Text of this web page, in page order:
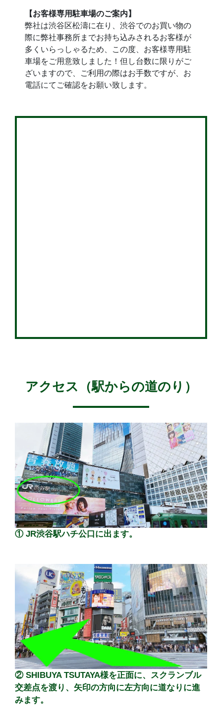
【お客様専用駐車場のご案内】
弊社は渋谷区松濤に在り、渋谷でのお買い物の
際に弊社事務所までお持ち込みされるお客様が
多くいらっしゃるため、この度、お客様専用駐
車場をご用意致しました！但し台数に限りがご
ざいますので、ご利用の際はお手数ですが、お
電話にてご確認をお願い致します。
アクセス（駅からの道のり）
① JR渋谷駅ハチ公口に出ます。
② SHIBUYA TSUTAYA様を正面に、スクランブル
交差点を渡り、矢印の方向に左方向に道なりに進
みます。